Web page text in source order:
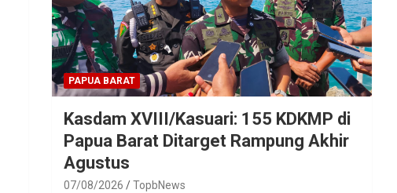
PAPUA BARAT
Kasdam XVIII/Kasuari: 155 KDKMP di
Papua Barat Ditarget Rampung Akhir
Agustus
07/08/2026 TopbNews